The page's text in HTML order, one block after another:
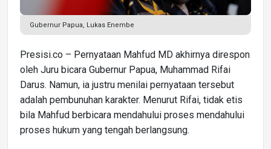
Gubernur Papua, Lukas Enembe
Presisi.co – Pernyataan Mahfud MD akhirnya direspon
oleh Juru bicara Gubernur Papua, Muhammad Rifai
Darus. Namun, ia justru menilai pernyataan tersebut
adalah pembunuhan karakter. Menurut Rifai, tidak etis
bila Mahfud berbicara mendahului proses mendahului
proses hukum yang tengah berlangsung.